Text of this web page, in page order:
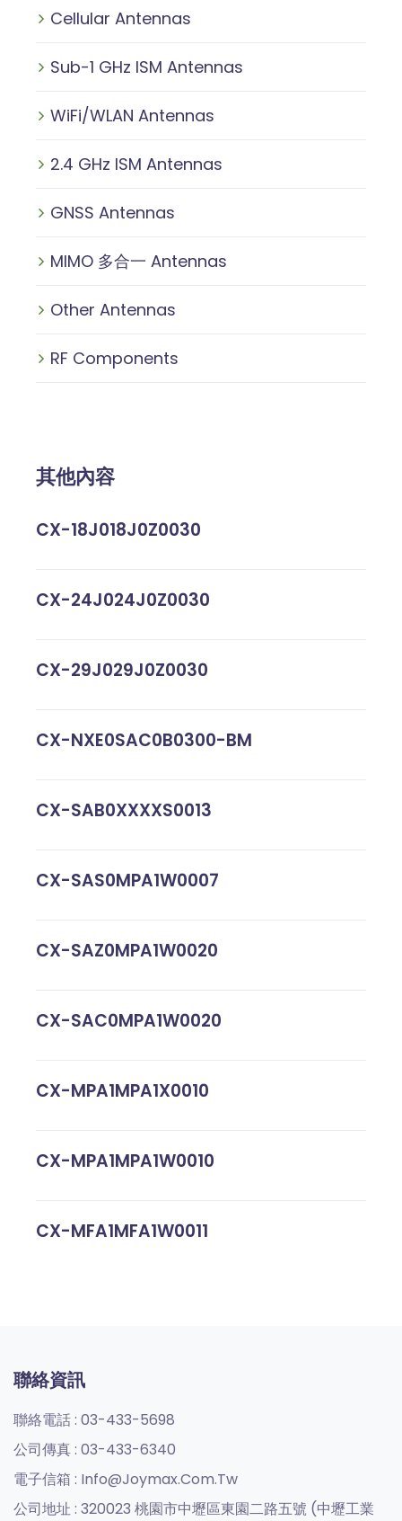
Cellular Antennas
Sub-1 GHz ISM Antennas
WiFi/WLAN Antennas
2.4 GHz ISM Antennas
GNSS Antennas
MIMO 多合一 Antennas
Other Antennas
RF Components
其他內容
CX-18J018J0Z0030
CX-24J024J0Z0030
CX-29J029J0Z0030
CX-NXE0SAC0B0300-BM
CX-SAB0XXXXS0013
CX-SAS0MPA1W0007
CX-SAZ0MPA1W0020
CX-SAC0MPA1W0020
CX-MPA1MPA1X0010
CX-MPA1MPA1W0010
CX-MFA1MFA1W0011
聯絡資訊
聯絡電話 : 03-433-5698
公司傳真 : 03-433-6340
電子信箱 : Info@joymax.com.tw
公司地址 : 320023 桃園市中壢區東園二路五號 (中壢工業